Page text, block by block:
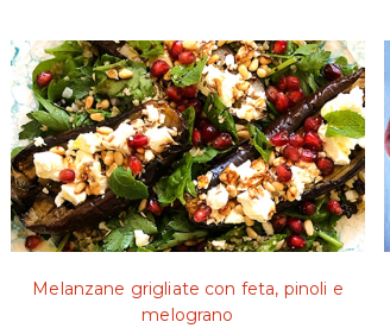
Melanzane grigliate con feta, pinoli e
melograno